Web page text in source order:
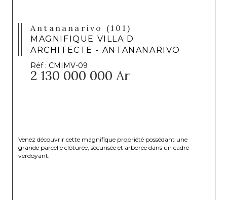
Antananarivo (101)
MAGNIFIQUE VILLA D
ARCHITECTE - ANTANANARIVO
Réf : CMIMV-09
2 130 000 000 Ar
Venez découvrir cette magnifique propriété possédant une
grande parcelle clôturée, sécurisée et arborée dans un cadre
verdoyant.